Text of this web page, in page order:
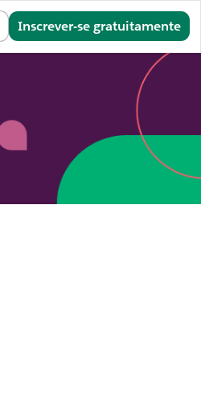
Inscrever-se gratuitamente